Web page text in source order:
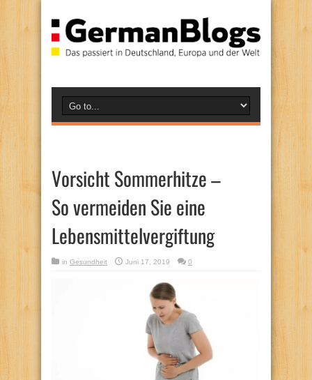
Vorsicht Sommerhitze –
So vermeiden Sie eine
Lebensmittelvergiftung
in Gesundheit Juni 17, 2019 0